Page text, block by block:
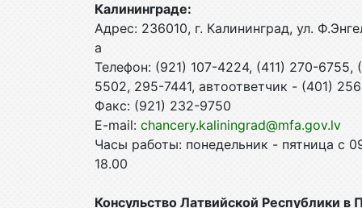
Калининграде:
Адрес: 236010, г. Калининград, ул.
а
Телефон: (921) 107-4224, (411) 270-6755,
5502, 295-7441, автоответчик - (401)
Факс: (921) 232-9750
E-mail: chancery.kaliningrad@mfa.gov.lv
Часы работы: понедельник - пятница с
18.00
Консульство Латвийской Республики в